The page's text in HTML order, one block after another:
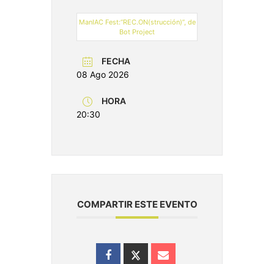
ManIAC Fest:“REC.ON(strucción)”, de
Bot Project
FECHA
08 Ago 2026
HORA
20:30
COMPARTIR ESTE EVENTO